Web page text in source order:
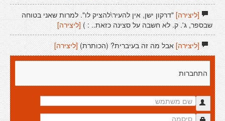
[ליצירה]"דרקון ישן, אין להעיר\להציק לו". למרות שאני בטוחה
שבספר, ג'. ק. לא חשבה על סצינה כזאת.. : ) [ליצירה]
[ליצירה]אבל מה זה בעיברית? (הכותרת) [ליצירה]
התחברות